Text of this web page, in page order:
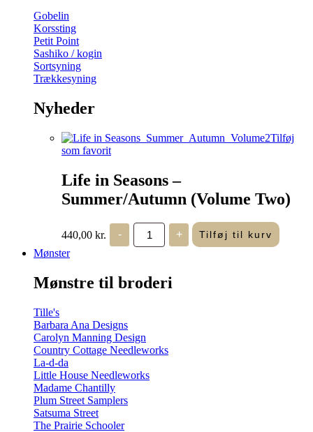
Gobelin
Korssting
Petit Point
Sashiko / kogin
Sortsyning
Trækkesyning
Nyheder
Tilføj
som favorit
Life in Seasons –
Summer/Autumn (Volume Two)
440,00 kr. -
Life
Seasons
(Volume
+ Tilføj til kurv
Mønster
Mønstre til broderi
Tille's
Barbara Ana Designs
Carolyn Manning Design
Country Cottage Needleworks
La-d-da
Little House Needleworks
Madame Chantilly
Plum Street Samplers
Satsuma Street
The Prairie Schooler